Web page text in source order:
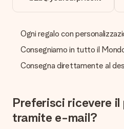
Se il regalo non è come te
il nostro servizio clienti che sarà
La ricevuta viene spedita
No, nessuna ricevuta o fattura
ricevuta viene inviata in allegato
sarà visualizzabile sul proprio
Ogni regalo con
Consegniamo in tutto il
Consegna direttamente al
Preferisci ricevere il
tramite e-mail?